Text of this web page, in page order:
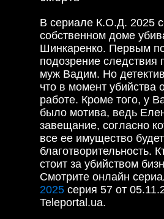
В сериале К.О.Д. 2025
собственном доме
Шинкаренко. Первым
подозрение следствия
муж Вадим. Но
что в момент убийства
работе. Кроме того, у
было мотива, ведь
завещание, согласно
все ее имущество
благотворительность.
стоит за убийством
Смотрите онлайн
2025 серия 57 от
Teleportal.ua.